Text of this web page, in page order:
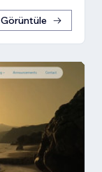
Görüntüle